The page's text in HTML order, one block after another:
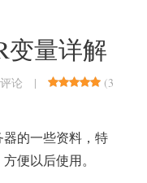
变量详解
论 | (3
的一些资料，特
便以后使用。